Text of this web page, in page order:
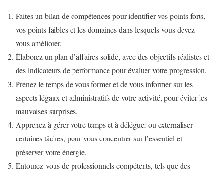
Faites un bilan de compétences pour identifier vos points forts,
vos points faibles et les domaines dans lesquels vous devez
vous améliorer.
Élaborez un plan d’affaires solide, avec des objectifs réalistes et
des indicateurs de performance pour évaluer votre progression.
Prenez le temps de vous former et de vous informer sur les
aspects légaux et administratifs de votre activité, pour éviter les
mauvaises surprises.
Apprenez à gérer votre temps et à déléguer ou externaliser
certaines tâches, pour vous concentrer sur l’essentiel et
préserver votre énergie.
Entourez-vous de professionnels compétents, tels que des